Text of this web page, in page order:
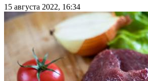
15 августа 2022, 16:34